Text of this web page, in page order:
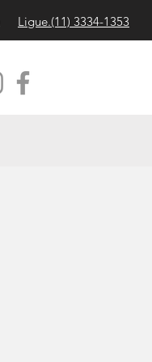
Ligue.(11) 3334-1353